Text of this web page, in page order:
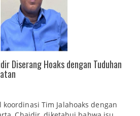
Diserang Hoaks dengan Tuduhan
koordinasi Tim Jalahoaks dengan